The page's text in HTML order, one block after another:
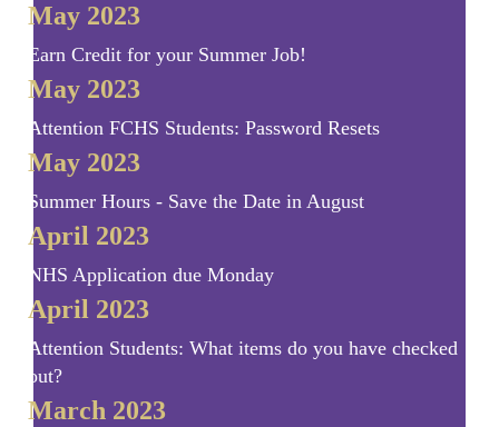
May 2023
Earn Credit for your Summer Job!
May 2023
Attention FCHS Students: Password Resets
May 2023
Summer Hours - Save the Date in August
April 2023
NHS Application due Monday
April 2023
Attention Students: What items do you have checked
out?
March 2023